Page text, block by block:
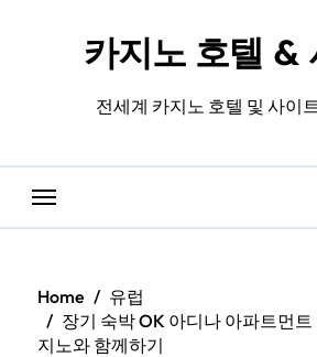
카지노 호텔 &
전세계 카지노 호텔 및 사이
Home
유럽
장기 숙박 OK 아디나 아파트먼
지노와 함께하기